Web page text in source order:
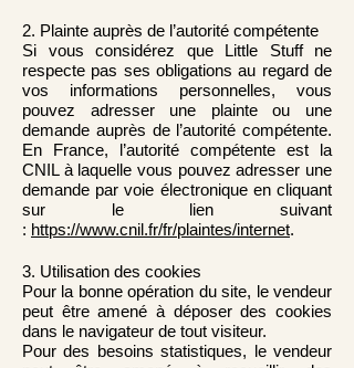
2. Plainte auprès de l’autorité compétente
Si vous considérez que Little Stuff ne
respecte pas ses obligations au regard de
vos informations personnelles, vous
pouvez adresser une plainte ou une
demande auprès de l’autorité compétente.
En France, l’autorité compétente est la
CNIL à laquelle vous pouvez adresser une
demande par voie électronique en cliquant
sur le lien suivant
: https://www.cnil.fr/fr/plaintes/internet.
3. Utilisation des cookies
Pour la bonne opération du site, le vendeur
peut être amené à déposer des cookies
dans le navigateur de tout visiteur.
Pour des besoins statistiques, le vendeur